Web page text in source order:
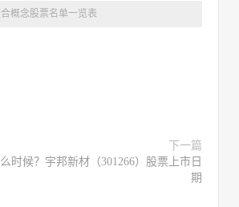
概念股票名单一览表
下一篇
时候？宇邦新材（301266）股票上市日
期